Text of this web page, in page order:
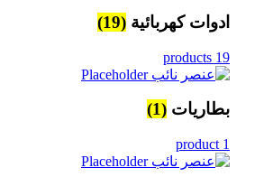
ادوات كهربائية (19)
19 products
بطاريات (1)
1 product